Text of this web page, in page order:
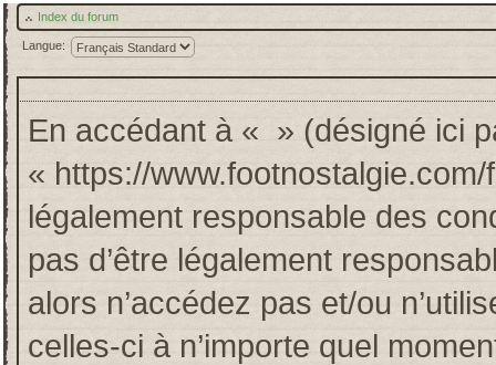
Index du forum
Langue:
En accédant à « » (désigné ici
« https://
légalement responsable des
pas d’être légalement
alors n’accédez pas et/ou
celles-ci à n’importe quel